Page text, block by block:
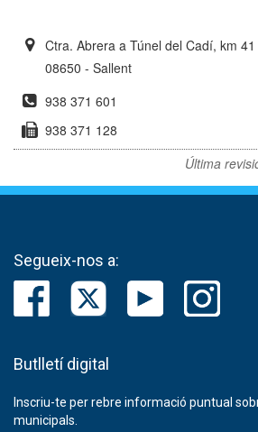
Ctra. Abrera a Túnel del Cadí, km 41
08650 - Sallent
938 371 601
938 371 128
Última
Segueix-nos a:
Butlletí digital
Inscriu-te per rebre informació puntual
municipals.